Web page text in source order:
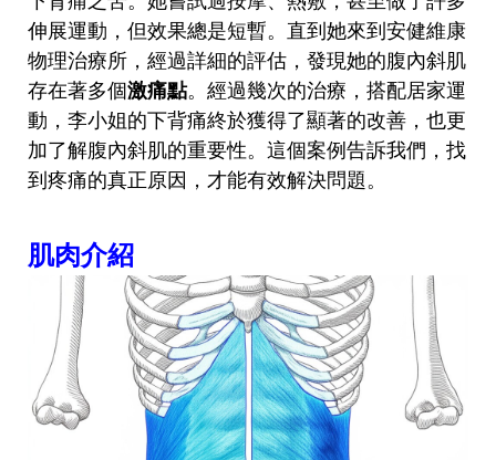
伸展運動，但效果總是短暫。直到她來到安健維康
物理治療所，經過詳細的評估，發現她的腹內斜肌
存在著多個激痛點。經過幾次的治療，搭配居家運
動，李小姐的下背痛終於獲得了顯著的改善，也更
加了解腹內斜肌的重要性。這個案例告訴我們，找
到疼痛的真正原因，才能有效解決問題。
肌肉介紹